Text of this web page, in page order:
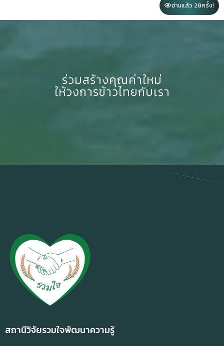
อ่านแล้ว 28ครั้ง!
ร่วมสร้างคุณค่าใหม่
ให้วงการข้าวไทยกับเรา
สถานีวิจัยรวมใจพัฒนาความรู้